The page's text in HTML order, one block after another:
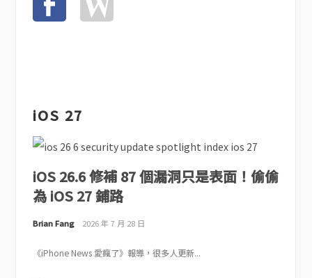
iOS 27
iOS 26.6 修補 87 個漏洞只是表面！偷偷
為 iOS 27 鋪路
Brian Fang 2026 年 7 月 28 日
《iPhone News 愛瘋了》報導，很多人更新...